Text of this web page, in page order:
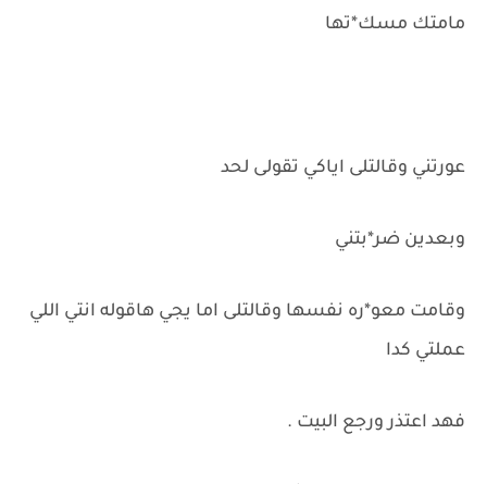
مامتك مسك*تها
عورتني وقالتلى اياكي تقولى لحد
وبعدين ضر*بتني
وقامت معو*ره نفسها وقالتلى اما يجي هاقوله انتي اللي
عملتي كدا
فهد اعتذر ورجع البيت .